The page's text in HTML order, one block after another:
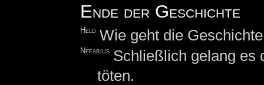
Ende der Geschichte
Held Wie geht die
Nefarius Schließlich gelang es
töten.